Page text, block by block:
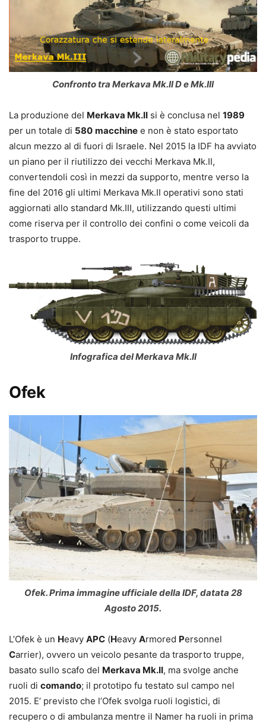
Confronto tra Merkava Mk.II D e Mk.III
La produzione del Merkava Mk.II si è conclusa nel 1989
per un totale di 580 macchine e non è stato esportato
alcun mezzo al di fuori di Israele. Nel 2015 la IDF ha avviato
un piano per il riutilizzo dei vecchi Merkava Mk.II,
convertendoli così in mezzi da supporto, mentre verso la
fine del 2016 gli ultimi Merkava Mk.II operativi sono stati
aggiornati allo standard Mk.III, utilizzando questi ultimi
come riserva per il controllo dei confini o come veicoli da
trasporto truppe.
Infografica del Merkava Mk.II
Ofek
Ofek. Prima immagine ufficiale della IDF, datata 28
Agosto 2015.
L’Ofek è un Heavy APC (Heavy Armored Personnel
Carrier), ovvero un veicolo pesante da trasporto truppe,
basato sullo scafo del Merkava Mk.II, ma svolge anche
ruoli di comando; il prototipo fu testato sul campo nel
2015. E’ previsto che l’Ofek svolga ruoli logistici, di
recupero o di ambulanza mentre il Namer ha ruoli in prima